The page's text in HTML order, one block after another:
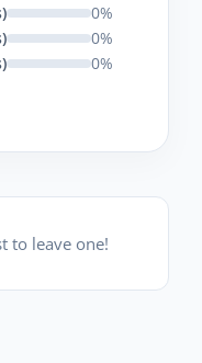
0%
0%
0%
to leave one!